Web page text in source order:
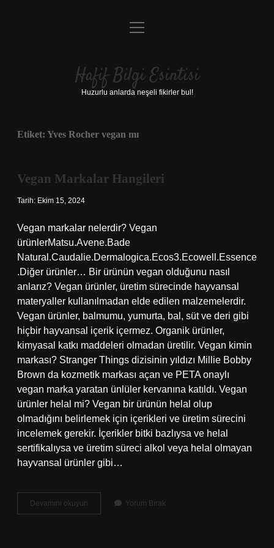
Anasayfa
Yasal Uyarı
menüyü
Hafif Bilgi Esintisi
Huzurlu anlarda neşeli fikirler bul!
Etiket: Yves Rocher vegan mı
Vegan Markalar Hangileri
Tarih: Ekim 15, 2024
Vegan markalar nelerdir? Vegan
ürünlerMatsu.Avene.Bade
Natural.Caudalie.Dermalogica.Ecos3.Ecowell.Essence
.Diğer ürünler… Bir ürünün vegan olduğunu nasıl
anlarız? Vegan ürünler, üretim sürecinde hayvansal
materyaller kullanılmadan elde edilen malzemelerdir.
Vegan ürünler, balmumu, yumurta, bal, süt ve deri gibi
hiçbir hayvansal içerik içermez. Organik ürünler,
kimyasal katkı maddeleri olmadan üretilir. Vegan kimin
markası? Stranger Things dizisinin yıldızı Millie Bobby
Brown da kozmetik markası açan ve PETA onaylı
vegan marka yaratan ünlüler kervanına katıldı. Vegan
ürünler helal mi? Vegan bir ürünün helal olup
olmadığını belirlemek için içerikleri ve üretim sürecini
incelemek gerekir. İçerikler bitki bazlıysa ve helal
sertifikalıysa ve üretim süreci alkol veya helal olmayan
hayvansal ürünler gibi…
Devamını okuyun
Markalar
Yorum Bırak